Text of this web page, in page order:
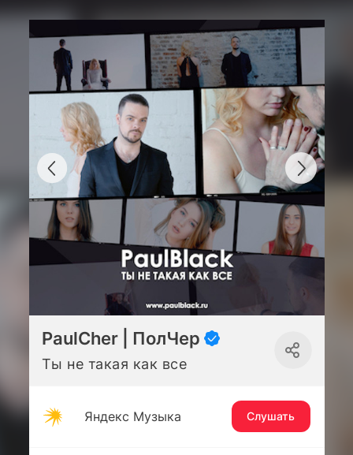
PaulCher | ПолЧер
Ты не такая как все
Яндекс Музыка Слушать